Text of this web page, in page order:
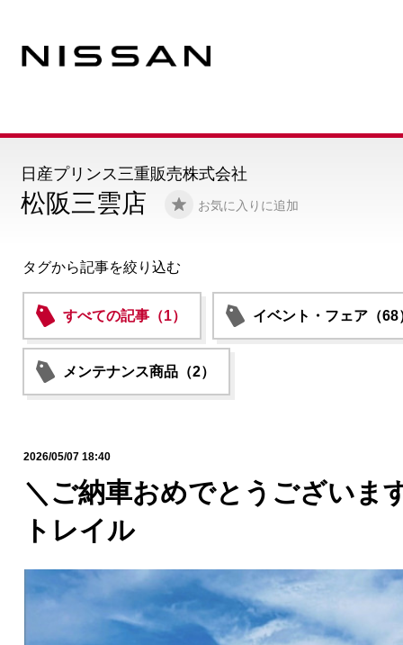
松阪三雲店 お気に入りに追加
日産プリンス三重販売株式会社
タグから記事を絞り込む
すべての記事（1） イベント・フェア（68
メンテナンス商品（2）
2026/05/07 18:40
＼ご納車おめでとうございま
トレイル